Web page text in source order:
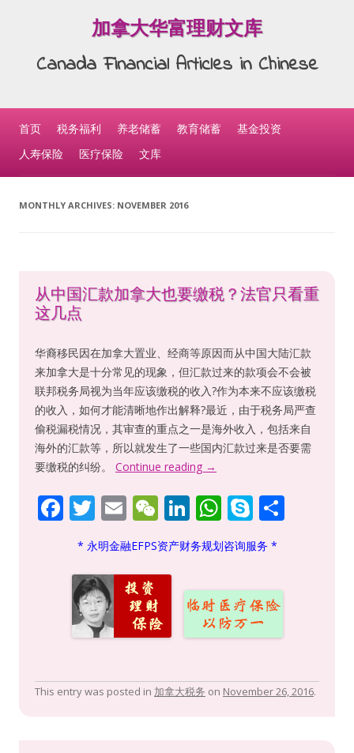
加拿大华富理财文库
Canada Financial Articles in Chinese
Skip to content
首页
税务福利 养老储蓄 教育储蓄
基金投资
人寿保险
医疗保险 文库
MONTHLY ARCHIVES: NOVEMBER 2016
从中国汇款加拿大也要缴税？法官只看重
这几点
华裔移民因在加拿大置业、经商等原因而从中国大陆汇款
来加拿大是十分常见的现象，但汇款过来的款项会不会被
联邦税务局视为当年应该缴税的收入?作为本来不应该缴税
的收入，如何才能清晰地作出解释?最近，由于税务局严查
偷税漏税情况，其审查的重点之一是海外收入，包括来自
海外的汇款等，所以就发生了一些国内汇款过来是否要需
要缴税的纠纷。 Continue reading →
F
ac
b
o
o
T
w
itt
er
E
m
ai
l
W
e
C
h
Li
n
k
e
dI
n
W
h
at
s
A
p
S
k
y
p
e
* 永明金融EFPS资产财务规划咨询服务 *
This entry was posted in 加拿大税务 on November 26, 2016.